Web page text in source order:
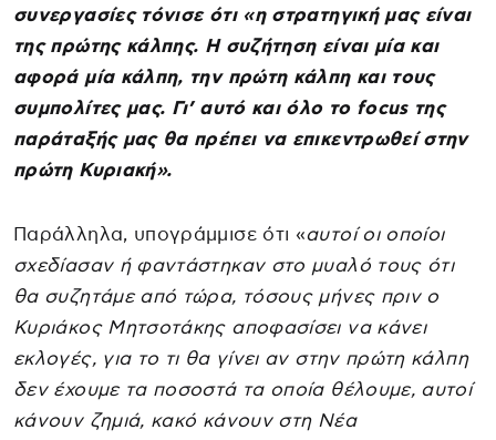
συνεργασίες τόνισε ότι «η στρατηγική μας είναι
της πρώτης κάλπης. Η συζήτηση είναι μία και
αφορά μία κάλπη, την πρώτη κάλπη και τους
συμπολίτες μας. Γι’ αυτό και όλο το focus της
παράταξής μας θα πρέπει να επικεντρωθεί στην
πρώτη Κυριακή».
Παράλληλα, υπογράμμισε ότι «αυτοί οι οποίοι
σχεδίασαν ή φαντάστηκαν στο μυαλό τους ότι
θα συζητάμε από τώρα, τόσους μήνες πριν ο
Κυριάκος Μητσοτάκης αποφασίσει να κάνει
εκλογές, για το τι θα γίνει αν στην πρώτη κάλπη
δεν έχουμε τα ποσοστά τα οποία θέλουμε, αυτοί
κάνουν ζημιά, κακό κάνουν στη Νέα